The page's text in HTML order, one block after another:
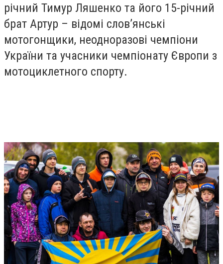
річний Тимур Ляшенко та його 15-річний
брат Артур – відомі слов’янські
мотогонщики, неодноразові чемпіони
України та учасники чемпіонату Європи з
мотоциклетного спорту.